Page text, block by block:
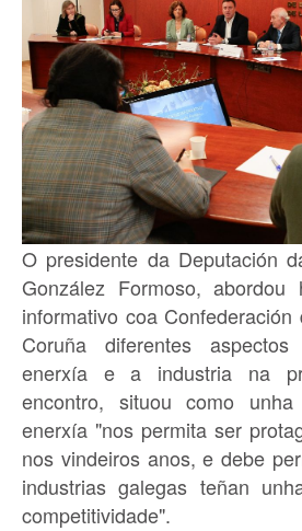
O presidente da Deputación
González Formoso, abordou
informativo coa
Coruña diferentes
enerxía e a industria na
encontro, situou como
enerxía "nos permita ser
nos vindeiros anos, e debe
industrias galegas teñan
competitividade".